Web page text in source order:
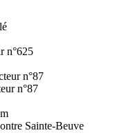
n°625
n°87
Sainte-Beuve